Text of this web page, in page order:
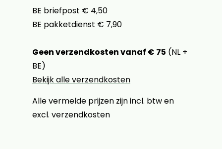
BE briefpost € 4,50
BE pakketdienst € 7,90
Geen verzendkosten vanaf € 75 (NL +
BE)
Bekijk alle verzendkosten
Alle vermelde prijzen zijn incl. btw en
excl. verzendkosten